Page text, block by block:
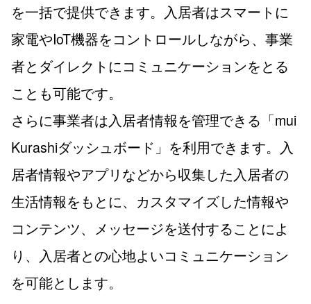
を一括で提供できます。入居者はスマートに
家電やIoT機器をコントロールしながら、事業
者とダイレクトにコミュニケーションをとる
ことも可能です。
さらに事業者は入居者情報を管理できる「mui
Kurashiダッシュボード」を利用できます。入
居者情報やアプリなどから収集した入居者の
生活情報をもとに、カスタマイズした情報や
コンテンツ、メッセージを送付することによ
り、入居者との心地よいコミュニケーション
を可能とします。